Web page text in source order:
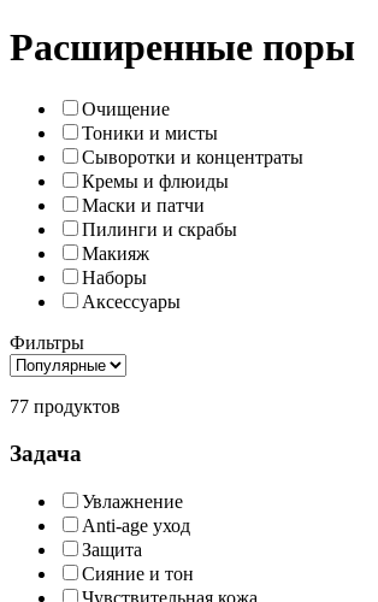
Расширенные поры
Очищение
Тоники и мисты
Сыворотки и концентраты
Кремы и флюиды
Маски и патчи
Пилинги и скрабы
Макияж
Наборы
Аксессуары
Фильтры
77 продуктов
Задача
Увлажнение
Anti-age уход
Защита
Сияние и тон